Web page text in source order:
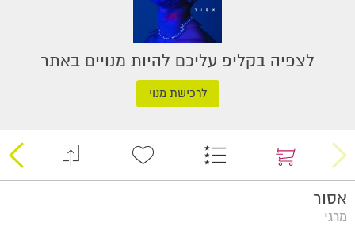
לצפיה בקליפ עליכם להיות מנויים באתר
לרכישת מנוי
אסור
מרגי